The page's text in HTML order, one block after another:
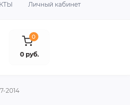
Личный кабинет
0
0 руб.
2014